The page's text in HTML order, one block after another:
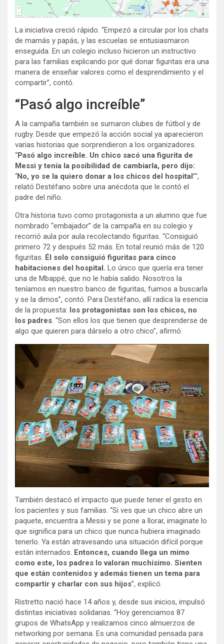
La iniciativa creció rápido. “Empezó a circular por los chats
de mamás y papás, y las escuelas se entusiasmaron
enseguida. En un colegio incluso hicieron un instructivo
para las familias explicando por qué donar figuritas era una
manera de enseñar valores como el desprendimiento y el
compartir”, contó.
“Pasó algo increíble”
A la campaña también se sumaron clubes de fútbol y de
rugby. Desde que empezó la acción social ya aparecieron
varias historias que sorprendieron a los organizadores.
“Pasó algo increíble. Un chico sacó una figurita de
Messi y tenía la posibilidad de cambiarla, pero dijo:
‘No, yo se la quiero donar a los chicos del hospital’”,
relató Destéfano sobre una anécdota que le contó el
padre del niño.
Otra historia tuvo como protagonista a un alumno que fue
nombrado “embajador” de la campaña en su colegio y
recorrió aula por aula recolectando figuritas. “Consiguió
primero 72 y después 52 más. En total reunió más de 120
figuritas. Él solo consiguió figuritas para cinco
habitaciones del hospital. Lo único que quería era tener
una de Mbappé, que no le había salido. Nosotros la
teníamos en nuestro banco de figuritas, fuimos a buscarla
y se la dimos”, contó. Para Destéfano, allí radica la esencia
de la propuesta: los protagonistas son los chicos, no
los padres. “Son ellos los que tienen que desprenderse de
algo que quieren para dárselo a otro chico”, afirmó.
También destacó el impacto que puede tener el gesto en
los pacientes y sus familias. “Si ves que un chico abre un
paquete, encuentra a Messi y se pone a llorar, imaginate lo
que significa para un chico que nunca hubiera imaginado
tenerlo. Ya están atravesando una situación difícil porque
están internados. Entonces, cuando llega un mimo
como este, los padres lo valoran muchísimo. Sienten
que están contenidos y además tienen un tema para
compartir y charlar con sus hijos”, explicó.
Ristretto nació hace 14 años y, desde sus inicios, impulsó
distintas iniciativas solidarias. “Hoy gerenciamos 87
grupos de WhatsApp y realizamos cinco almuerzos de
networking por semana. Es una comunidad pensada para